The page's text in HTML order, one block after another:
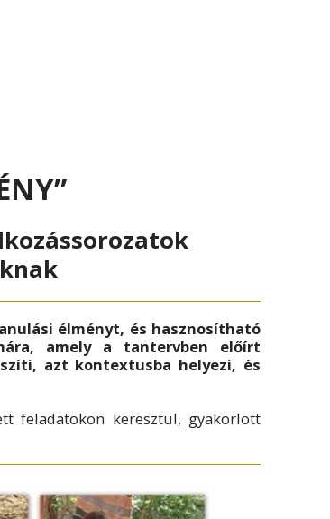
élményt, és hasznosítható
amely a tantervben előírt
azt kontextusba helyezi, és
feladatokon keresztül, gyakorlott